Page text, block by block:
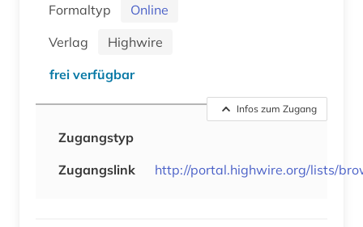
Formaltyp
Online
Verlag
Highwire
frei verfügbar
Infos zum Zugang
Zugangstyp
Zugangslink
http://portal.highwire.org/lists/